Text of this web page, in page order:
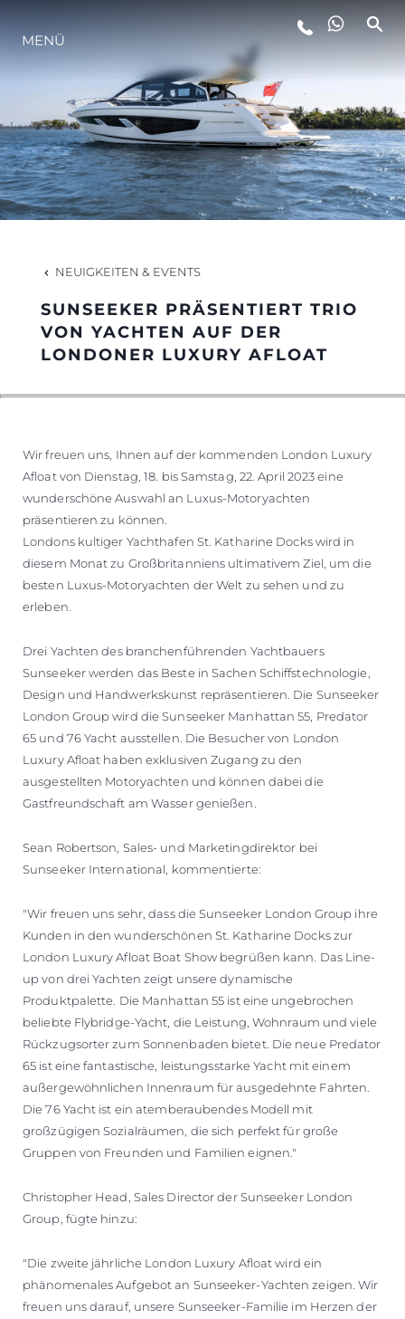
LIFESTYLE
INNOVATION
DIE FIRMA
GESCHICHTE
BEWERTEN SIE IHR BOOT
MENÜ
NEUIGKEITEN & EVENTS
SUNSEEKER PRÄSENTIERT TRIO
VON YACHTEN AUF DER
LONDONER LUXURY AFLOAT
Wir freuen uns, Ihnen auf der kommenden London Luxury
Afloat von Dienstag, 18. bis Samstag, 22. April 2023 eine
wunderschöne Auswahl an Luxus-Motoryachten
präsentieren zu können.
Londons kultiger Yachthafen St. Katharine Docks wird in
diesem Monat zu Großbritanniens ultimativem Ziel, um die
besten Luxus-Motoryachten der Welt zu sehen und zu
erleben.
Drei Yachten des branchenführenden Yachtbauers
Sunseeker werden das Beste in Sachen Schiffstechnologie,
Design und Handwerkskunst repräsentieren. Die Sunseeker
London Group wird die Sunseeker Manhattan 55, Predator
65 und 76 Yacht ausstellen. Die Besucher von London
Luxury Afloat haben exklusiven Zugang zu den
ausgestellten Motoryachten und können dabei die
Gastfreundschaft am Wasser genießen.
Sean Robertson, Sales- und Marketingdirektor bei
Sunseeker International, kommentierte:
"Wir freuen uns sehr, dass die Sunseeker London Group ihre
Kunden in den wunderschönen St. Katharine Docks zur
London Luxury Afloat Boat Show begrüßen kann. Das Line-
up von drei Yachten zeigt unsere dynamische
Produktpalette. Die Manhattan 55 ist eine ungebrochen
beliebte Flybridge-Yacht, die Leistung, Wohnraum und viele
Rückzugsorter zum Sonnenbaden bietet. Die neue Predator
65 ist eine fantastische, leistungsstarke Yacht mit einem
außergewöhnlichen Innenraum für ausgedehnte Fahrten.
Die 76 Yacht ist ein atemberaubendes Modell mit
großzügigen Sozialräumen, die sich perfekt für große
Gruppen von Freunden und Familien eignen."
Christopher Head, Sales Director der Sunseeker London
Group, fügte hinzu:
"Die zweite jährliche London Luxury Afloat wird ein
phänomenales Aufgebot an Sunseeker-Yachten zeigen. Wir
freuen uns darauf, unsere Sunseeker-Familie im Herzen der